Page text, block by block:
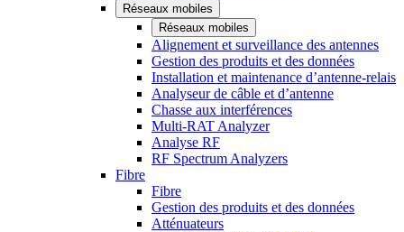
Réseaux mobiles
Réseaux mobiles
Alignement et surveillance des antennes
Gestion des produits et des données
Installation et maintenance d’antenne-relais
Analyseur de câble et d’antenne
Chasse aux interférences
Multi-RAT Analyzer
Analyse RF
RF Spectrum Analyzers
Fibre
Fibre
Gestion des produits et des données
Atténuateurs